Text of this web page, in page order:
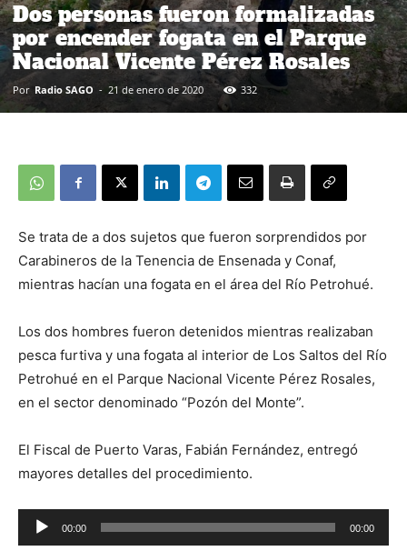
Dos personas fueron formalizadas
por encender fogata en el Parque
Nacional Vicente Pérez Rosales
Por Radio SAGO - 21 de enero de 2020 332
Se trata de a dos sujetos que fueron sorprendidos por
Carabineros de la Tenencia de Ensenada y Conaf,
mientras hacían una fogata en el área del Río Petrohué.
Los dos hombres fueron detenidos mientras realizaban
pesca furtiva y una fogata al interior de Los Saltos del Río
Petrohué en el Parque Nacional Vicente Pérez Rosales,
en el sector denominado “Pozón del Monte”.
El Fiscal de Puerto Varas, Fabián Fernández, entregó
mayores detalles del procedimiento.
Reproductor
de
00:00 00:00